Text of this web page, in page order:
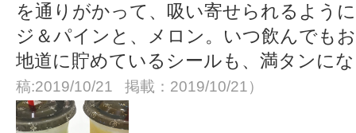
を通りがかって、吸い寄せられるよう
ジ＆パインと、メロン。いつ飲んでも
地道に貯めているシールも、満タンに
稿:2019/10/21 掲載：2019/10/21）